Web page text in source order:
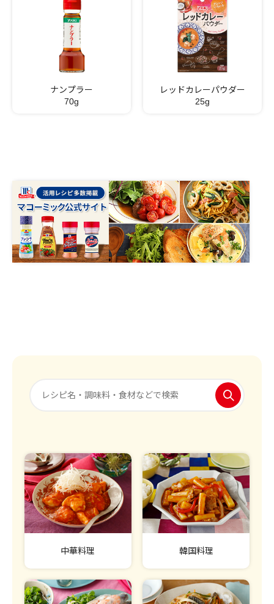
ナンプラー
70g
レッドカレーパウダー
25g
中華料理 韓国料理